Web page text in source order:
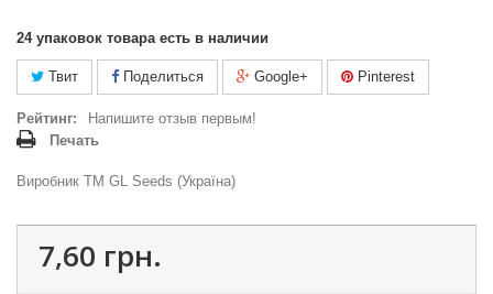
24 упаковок товара есть в наличии
Твит Поделиться Google+ Pinterest
Рейтинг:
Напишите отзыв первым!
Печать
Виробник ТМ GL Seeds (Україна)
7,60 грн.